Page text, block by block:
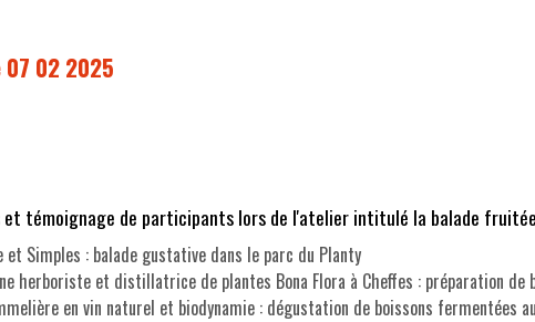
07 02 2025
témoignage de participants lors de l'atelier intitulé la balade
et Simples : balade gustative dans le parc du Planty
herboriste et distillatrice de plantes Bona Flora à Cheffes : préparation de
en vin naturel et biodynamie : dégustation de boissons fermentées